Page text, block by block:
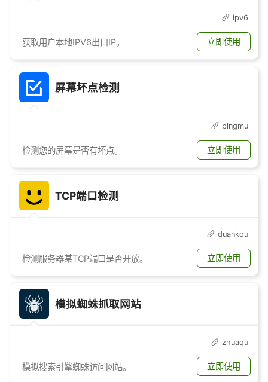
ipv6
获取用户本地IPV6出口IP。 立即使用
屏幕坏点检测
pingmu
检测您的屏幕是否有坏点。 立即使用
TCP端口检测
duankou
检测服务器某TCP端口是否开放。 立即使用
模拟蜘蛛抓取网站
zhuaqu
模拟搜索引擎蜘蛛访问网站。 立即使用